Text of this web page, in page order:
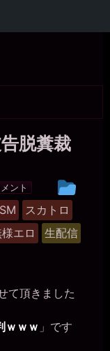
脱糞裁
ント
グ
ル
SM
スカトロ
エロ
生配信
て頂きました
ｗｗｗ 」です